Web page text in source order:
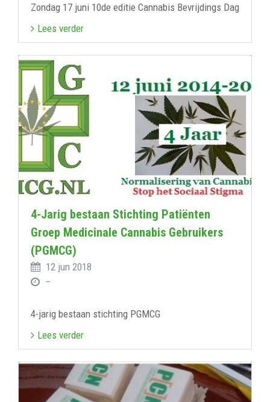
Zondag 17 juni 10de editie Cannabis Bevrijdings Dag
Lees verder
4-Jarig bestaan Stichting Patiënten
Groep Medicinale Cannabis Gebruikers
(PGMCG)
12 jun 2018
–
4-jarig bestaan stichting PGMCG
Lees verder